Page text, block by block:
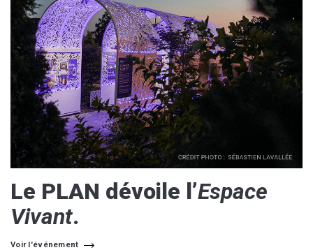
Le PLAN dévoile l’Espace
Vivant.
Voir l'événement